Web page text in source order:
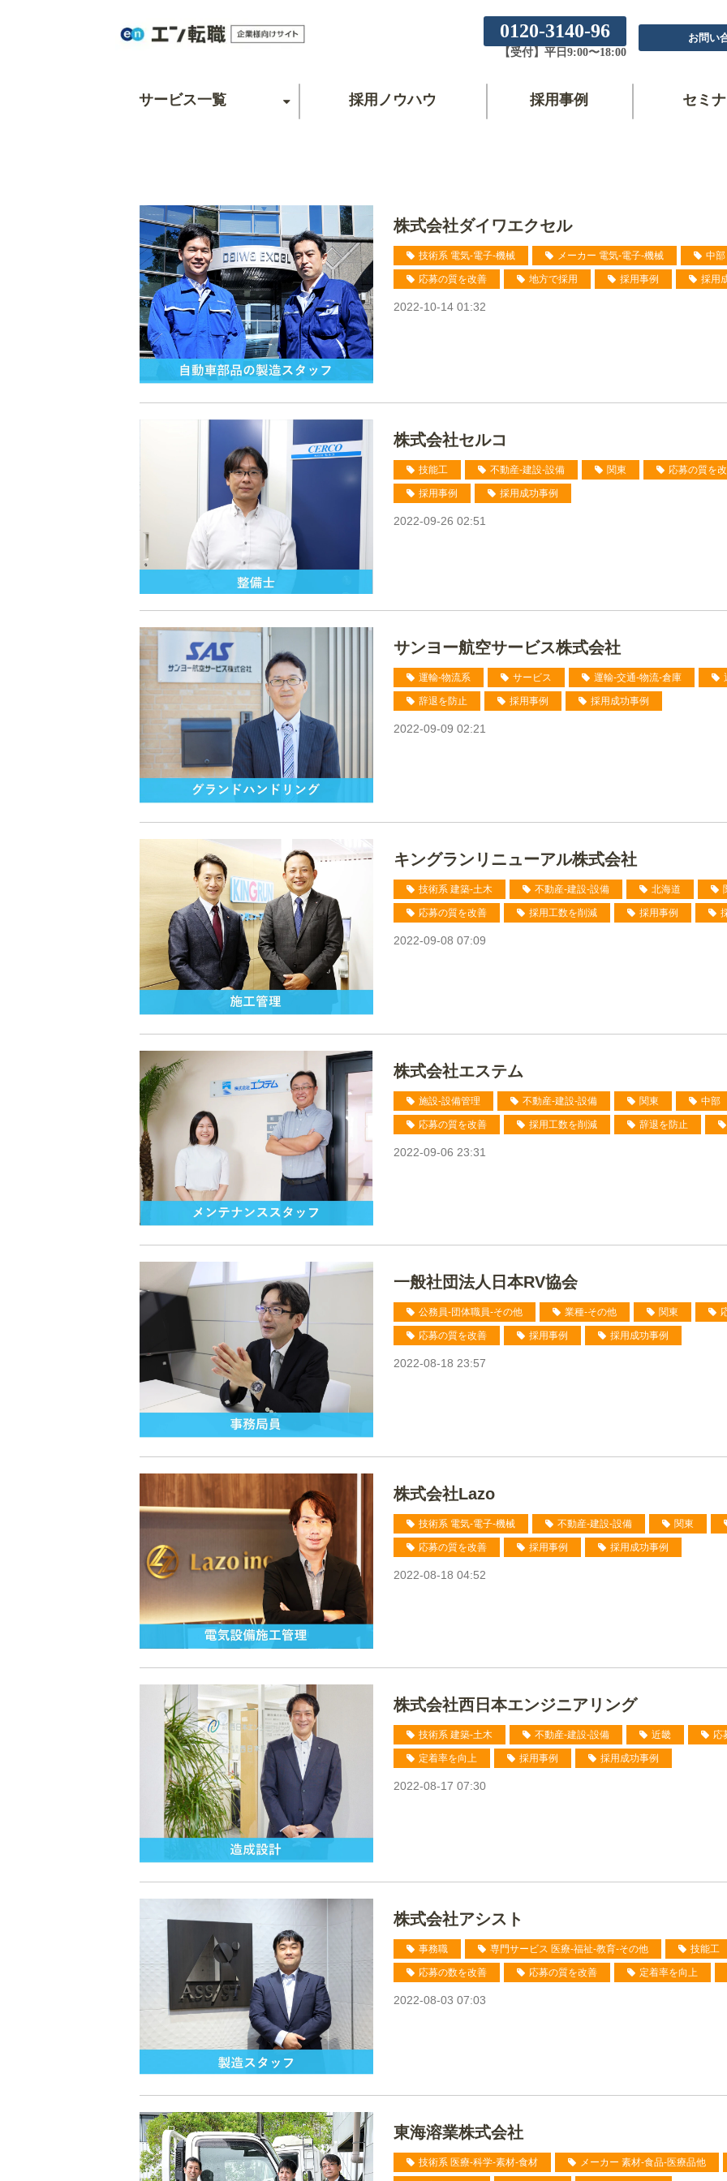
0120-3140-96
【受付】平日9:00〜18:00
お問い
サービス一覧 採用ノウハウ 採用事例 セミ
株式会社ダイワエクセル
技術系 電気-電子-機械 メーカー 電気-電子-機械 中部
応募の質を改善 地方で採用 採用事例 採用
2022-10-14 01:32
株式会社セルコ
技能工 不動産-建設-設備 関東 応募の質を
採用事例 採用成功事例
2022-09-26 02:51
サンヨー航空サービス株式会社
運輸-物流系 サービス 運輸-交通-物流-倉庫
辞退を防止 採用事例 採用成功事例
2022-09-09 02:21
キングランリニューアル株式会社
技術系 建築-土木 不動産-建設-設備 北海道
応募の質を改善 採用工数を削減 採用事例
2022-09-08 07:09
株式会社エステム
施設-設備管理 不動産-建設-設備 関東 中部
応募の質を改善 採用工数を削減 辞退を防止
2022-09-06 23:31
一般社団法人日本RV協会
公務員-団体職員-その他 業種-その他 関東
応募の質を改善 採用事例 採用成功事例
2022-08-18 23:57
株式会社Lazo
技術系 電気-電子-機械 不動産-建設-設備 関東
応募の質を改善 採用事例 採用成功事例
2022-08-18 04:52
株式会社西日本エンジニアリング
技術系 建築-土木 不動産-建設-設備 近畿 応
定着率を向上 採用事例 採用成功事例
2022-08-17 07:30
株式会社アシスト
事務職 専門サービス 医療-福祉-教育-その他 技能工
応募の数を改善 応募の質を改善 定着率を向上
2022-08-03 07:03
東海溶業株式会社
技術系 医療-科学-素材-食材 メーカー 素材-食品-医療品他